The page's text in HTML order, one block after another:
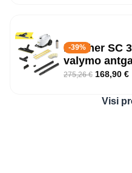
-39%
Kärcher SC
valymo
275,26€ 168,90 €
Visi